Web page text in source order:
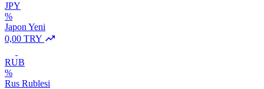
JPY
%
Japon Yeni
0,00 TRY
RUB
%
Rus Rublesi